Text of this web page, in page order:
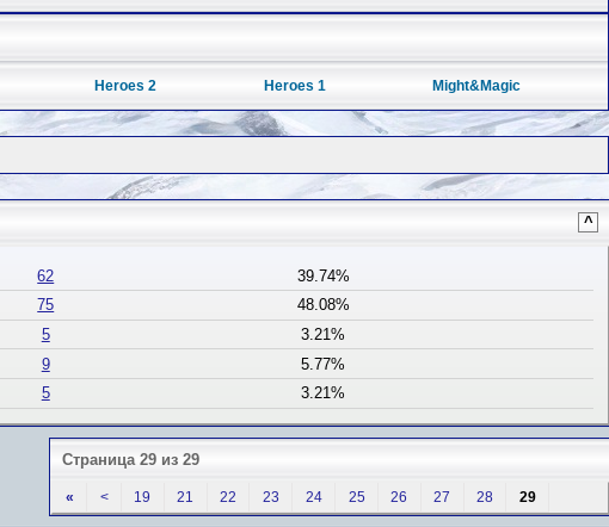
Heroes 2 Heroes 1 Might&Magic
^
62
39.74%
75
48.08%
5
3.21%
9
5.77%
5 3.21%
Страница 29 из 29
« < 19 21 22 23 24 25 26 27 28 29